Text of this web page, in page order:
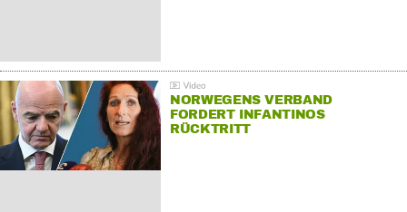
NORWEGENS VERBAND
FORDERT INFANTINOS
RÜCKTRITT